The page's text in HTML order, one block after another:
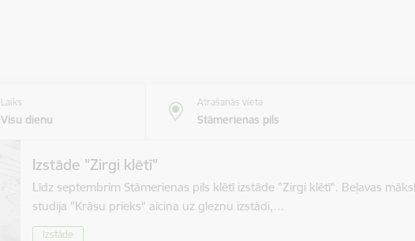
Laiks
Visu dienu
Atrašanās vieta
Stāmerienas pils
Izstāde "Zirgi klētī"
Līdz septembrim Stāmerienas pils klētī izstāde "Zirgi klētī". Beļavas
studija "Krāsu prieks" aicina uz gleznu izstādi,…
Izstāde